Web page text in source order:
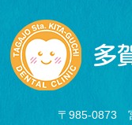
〒985-0873